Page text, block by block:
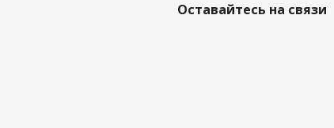
Оставайтесь на связи